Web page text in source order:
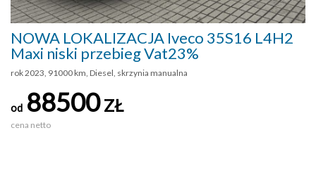
NOWA LOKALIZACJA Iveco 35S16 L4H2
Maxi niski przebieg Vat23%
rok 2023, 91000 km, Diesel, skrzynia manualna
od 88500ZŁ
cena netto